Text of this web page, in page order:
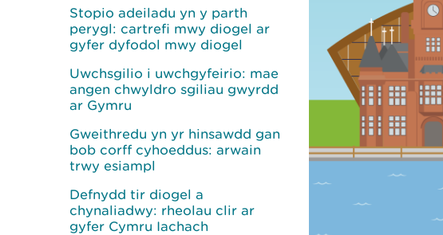
Stopio adeiladu yn y parth
perygl: cartrefi mwy diogel ar
gyfer dyfodol mwy diogel
Uwchsgilio i uwchgyfeirio: mae
angen chwyldro sgiliau gwyrdd
ar Gymru
Gweithredu yn yr hinsawdd gan
bob corff cyhoeddus: arwain
trwy esiampl
Defnydd tir diogel a
chynaliadwy: rheolau clir ar
gyfer Cymru Iachach